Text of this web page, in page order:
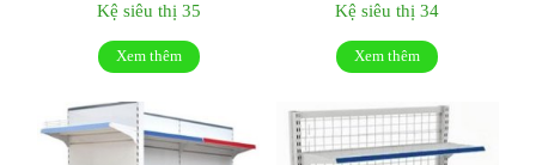
Kệ siêu thị 35
Xem thêm
Kệ siêu thị 34
Xem thêm